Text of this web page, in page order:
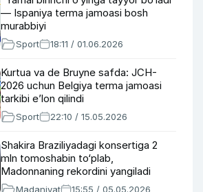
— Ispaniya terma jamoasi bosh
murabbiyi
Sport 18:11 / 01.06.2026
Kurtua va de Bruyne safda: JCH-
2026 uchun Belgiya terma jamoasi
tarkibi e’lon qilindi
Sport 22:10 / 15.05.2026
Shakira Braziliyadagi konsertiga 2
mln tomoshabin to‘plab,
Madonnaning rekordini yangiladi
Madaniyat 15:55 / 05.05.2026